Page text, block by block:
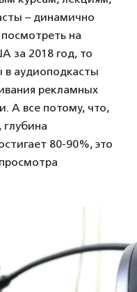
– динамично
на
за 2018 год, то
в аудиоподкасты
рекламных
А все потому, что,
глубина
80-90%, это